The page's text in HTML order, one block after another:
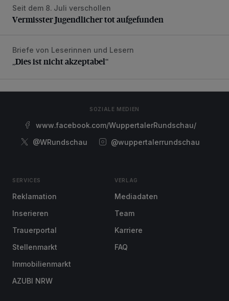
Vermisster Jugendlicher tot aufgefunden
Seit dem 8. Juli verschollen
Vermisster Jugendlicher tot aufgefunden
„Dies ist nicht akzeptabel“
Briefe von Leserinnen und Lesern
„Dies ist nicht akzeptabel“
SOZIALE MEDIEN
www.facebook.com/WuppertalerRundschau/
@WRundschau
@wuppertalerrundschau
SERVICES
Reklamation
Inserieren
Trauerportal
Stellenmarkt
Immobilienmarkt
AZUBI NRW
VERLAG
Mediadaten
Team
Karriere
FAQ